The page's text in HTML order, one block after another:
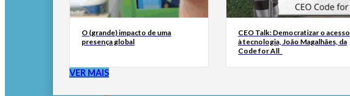
O (grande) impacto de uma
presença global
CEO Talk: Democratizar o acesso
à tecnologia, João Magalhães, da
Code for All_
VER MAIS